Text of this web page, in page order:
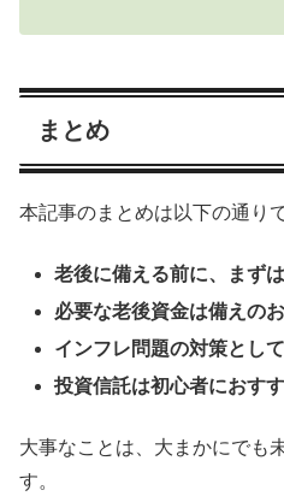
まとめ
本記事のまとめは以下の通りで
老後に備える前に、まず
必要な老後資金は備えの
インフレ問題の対策とし
投資信託は初心者におす
大事なことは、大まかにでも
す。